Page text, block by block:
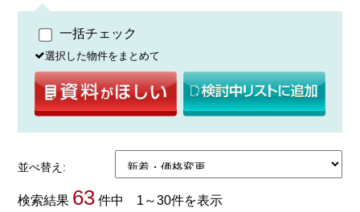
一括チェック
選択した物件をまとめて
並べ替え:
検索結果 63 件中 1～30件を表示